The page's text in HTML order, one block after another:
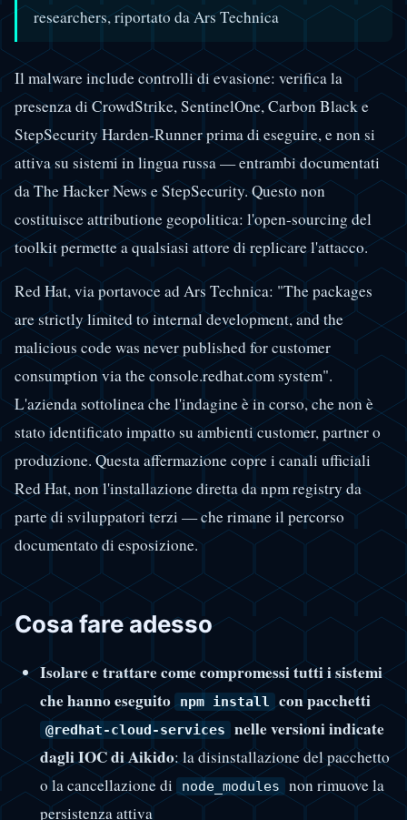
researchers, riportato da Ars Technica
Il malware include controlli di evasione: verifica la
presenza di CrowdStrike, SentinelOne, Carbon Black e
StepSecurity Harden-Runner prima di eseguire, e non si
attiva su sistemi in lingua russa — entrambi documentati
da The Hacker News e StepSecurity. Questo non
costituisce attributione geopolitica: l'open-sourcing del
toolkit permette a qualsiasi attore di replicare l'attacco.
Red Hat, via portavoce ad Ars Technica: "The packages
are strictly limited to internal development, and the
malicious code was never published for customer
consumption via the console.redhat.com system".
L'azienda sottolinea che l'indagine è in corso, che non è
stato identificato impatto su ambienti customer, partner o
produzione. Questa affermazione copre i canali ufficiali
Red Hat, non l'installazione diretta da npm registry da
parte di sviluppatori terzi — che rimane il percorso
documentato di esposizione.
Cosa fare adesso
Isolare e trattare come compromessi tutti i sistemi
che hanno eseguito npm install con pacchetti
@redhat-cloud-services nelle versioni indicate
dagli IOC di Aikido: la disinstallazione del pacchetto
o la cancellazione di
node_modules non rimuove la
persistenza attiva